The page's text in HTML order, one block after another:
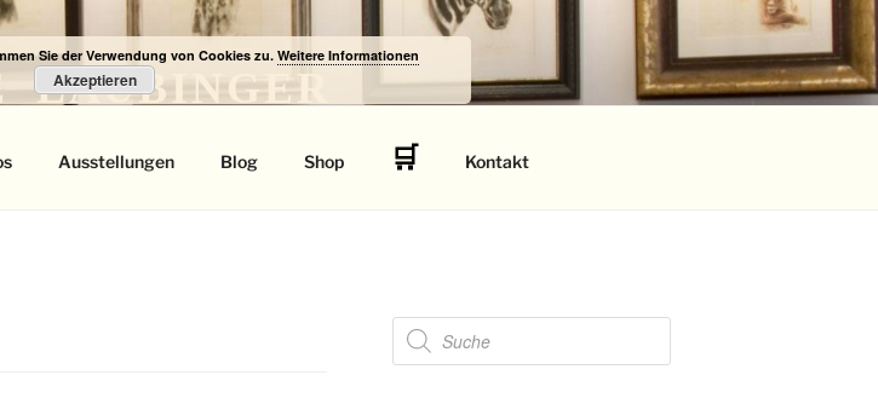
LAUBINGER
Ausstellungen Blog Shop 🛒 Kontakt
Products
search
Sie der Verwendung von Cookies zu.Weitere Informationen
Akzeptieren